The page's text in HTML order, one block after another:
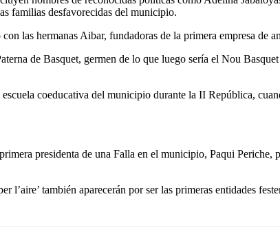
familias desfavorecidas del municipio.
las hermanas Aibar, fundadoras de la primera empresa de
de Basquet, germen de lo que luego sería el Nou
coeducativa del municipio durante la II República,
presidenta de una Falla en el municipio, Paqui Periche,
también aparecerán por ser las primeras entidades